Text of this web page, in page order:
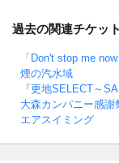
過去の関連チケッ
「Don't stop me now
煙の汽水域
『更地SELECT～
大森カンパニー感謝
エアスイミング